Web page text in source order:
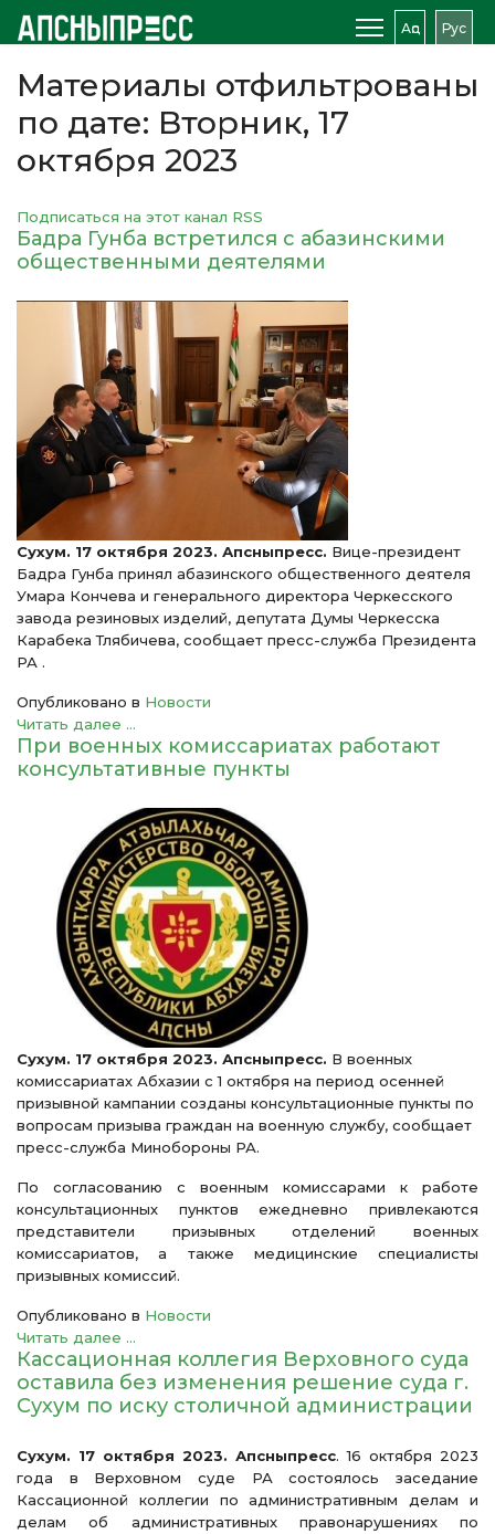
Аԥс Рус
Материалы отфильтрованы
по дате: Вторник, 17
октября 2023
Подписаться на этот канал RSS
Бадра Гунба встретился с абазинскими
общественными деятелями
Сухум. 17 октября 2023. Апсныпресс. Вице-президент
Бадра Гунба принял абазинского общественного деятеля
Умара Кончева и генерального директора Черкесского
завода резиновых изделий, депутата Думы Черкесска
Карабека Тлябичева, сообщает пресс-служба Президента
РА .
Опубликовано в Новости
Читать далее ...
При военных комиссариатах работают
консультативные пункты
Сухум. 17 октября 2023. Апсныпресс. В военных
комиссариатах Абхазии с 1 октября на период осенней
призывной кампании созданы консультационные пункты по
вопросам призыва граждан на военную службу, сообщает
пресс-служба Минобороны РА.
По согласованию с военным комиссарами к работе
консультационных пунктов ежедневно привлекаются
представители призывных отделений военных
комиссариатов, а также медицинские специалисты
призывных комиссий.
Опубликовано в Новости
Читать далее ...
Кассационная коллегия Верховного суда
оставила без изменения решение суда г.
Сухум по иску столичной администрации
Сухум. 17 октября 2023. Апсныпресс. 16 октября 2023
года в Верховном суде РА состоялось заседание
Кассационной коллегии по административным делам и
делам об административных правонарушениях по